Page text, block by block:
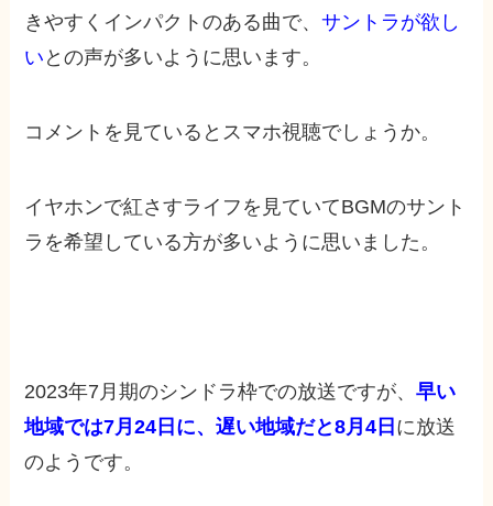
きやすくインパクトのある曲で、サントラが欲し
い との声が多いように思います。
コメントを見ているとスマホ視聴でしょうか。
イヤホンで紅さすライフを見ていてBGMのサント
ラを希望している方が多いように思いました。
2023年7月期のシンドラ枠での放送ですが、早い
地域では7月24日に、遅い地域だと8月4日 に放送
のようです。